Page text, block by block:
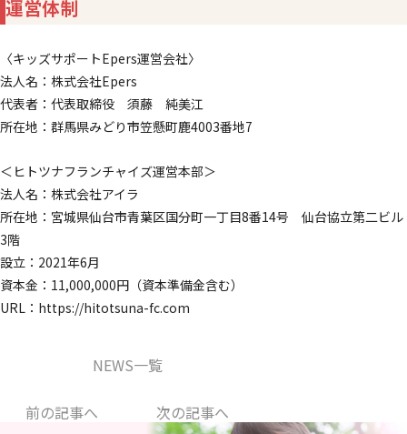
運営体制
〈キッズサポートEpers運営会社〉
法人名：株式会社Epers
代表者：代表取締役 須藤 純美江
所在地：群馬県みどり市笠懸町鹿4003番地7
＜ヒトツナフランチャイズ運営本部＞
法人名：株式会社アイラ
所在地：宮城県仙台市青葉区国分町一丁目8番14号 仙台協立第二ビル
3階
設立：2021年6月
資本金：11,000,000円（資本準備金含む）
URL：https://hitotsuna-fc.com
前の記事へ
NEWS一覧
次の記事へ